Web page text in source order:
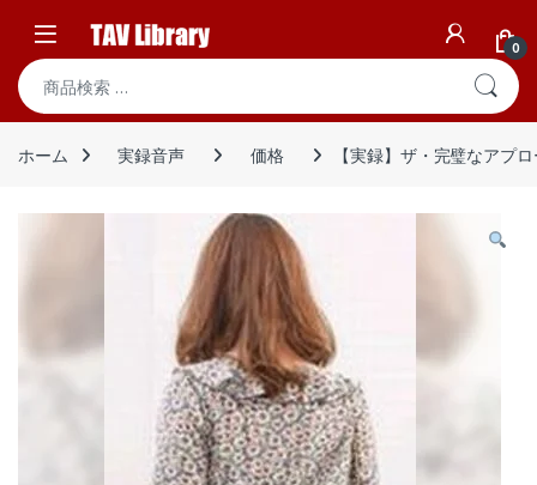
Open
0
検索対象:
ホーム 実録音声 価格 【実録】ザ・完璧なアプ